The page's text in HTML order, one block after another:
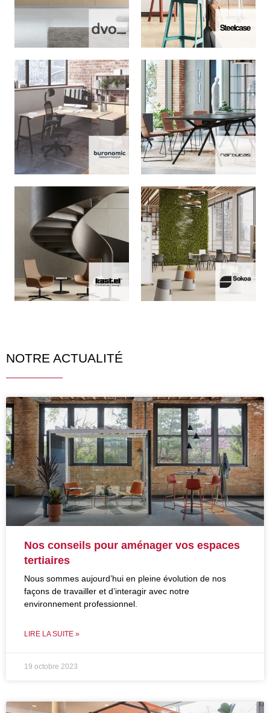
NOTRE ACTUALITÉ
Nos conseils pour aménager vos espaces
tertiaires
Nous sommes aujourd’hui en pleine évolution de nos
façons de travailler et d’interagir avec notre
environnement professionnel.
LIRE LA SUITE »
19 octobre 2023